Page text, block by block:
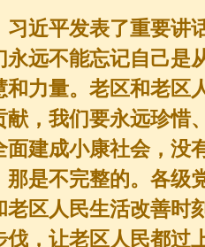
近平发表了重要讲
永远不能忘记自己是
力量。老区和老区
，我们要永远珍惜
建成小康社会，没
是不完整的。各级
区人民生活改善时
伐，让老区人民都过